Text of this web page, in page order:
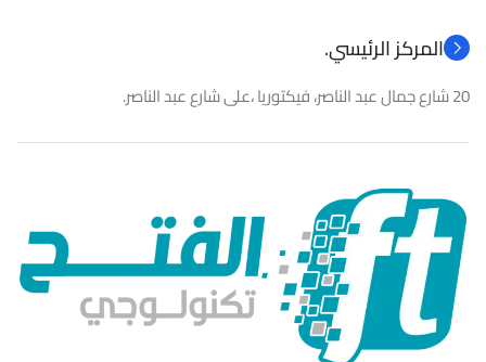
المركز الرئيسي.
20 شارع جمال عبد الناصر، فيكتوريا ،على شارع عبد الناصر.